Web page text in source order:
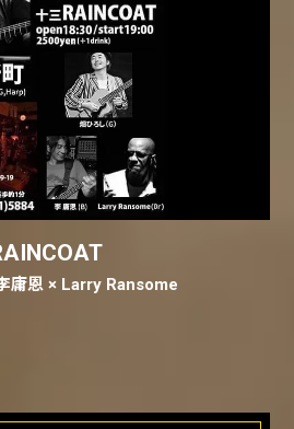
庸恩 × Larry Ransome